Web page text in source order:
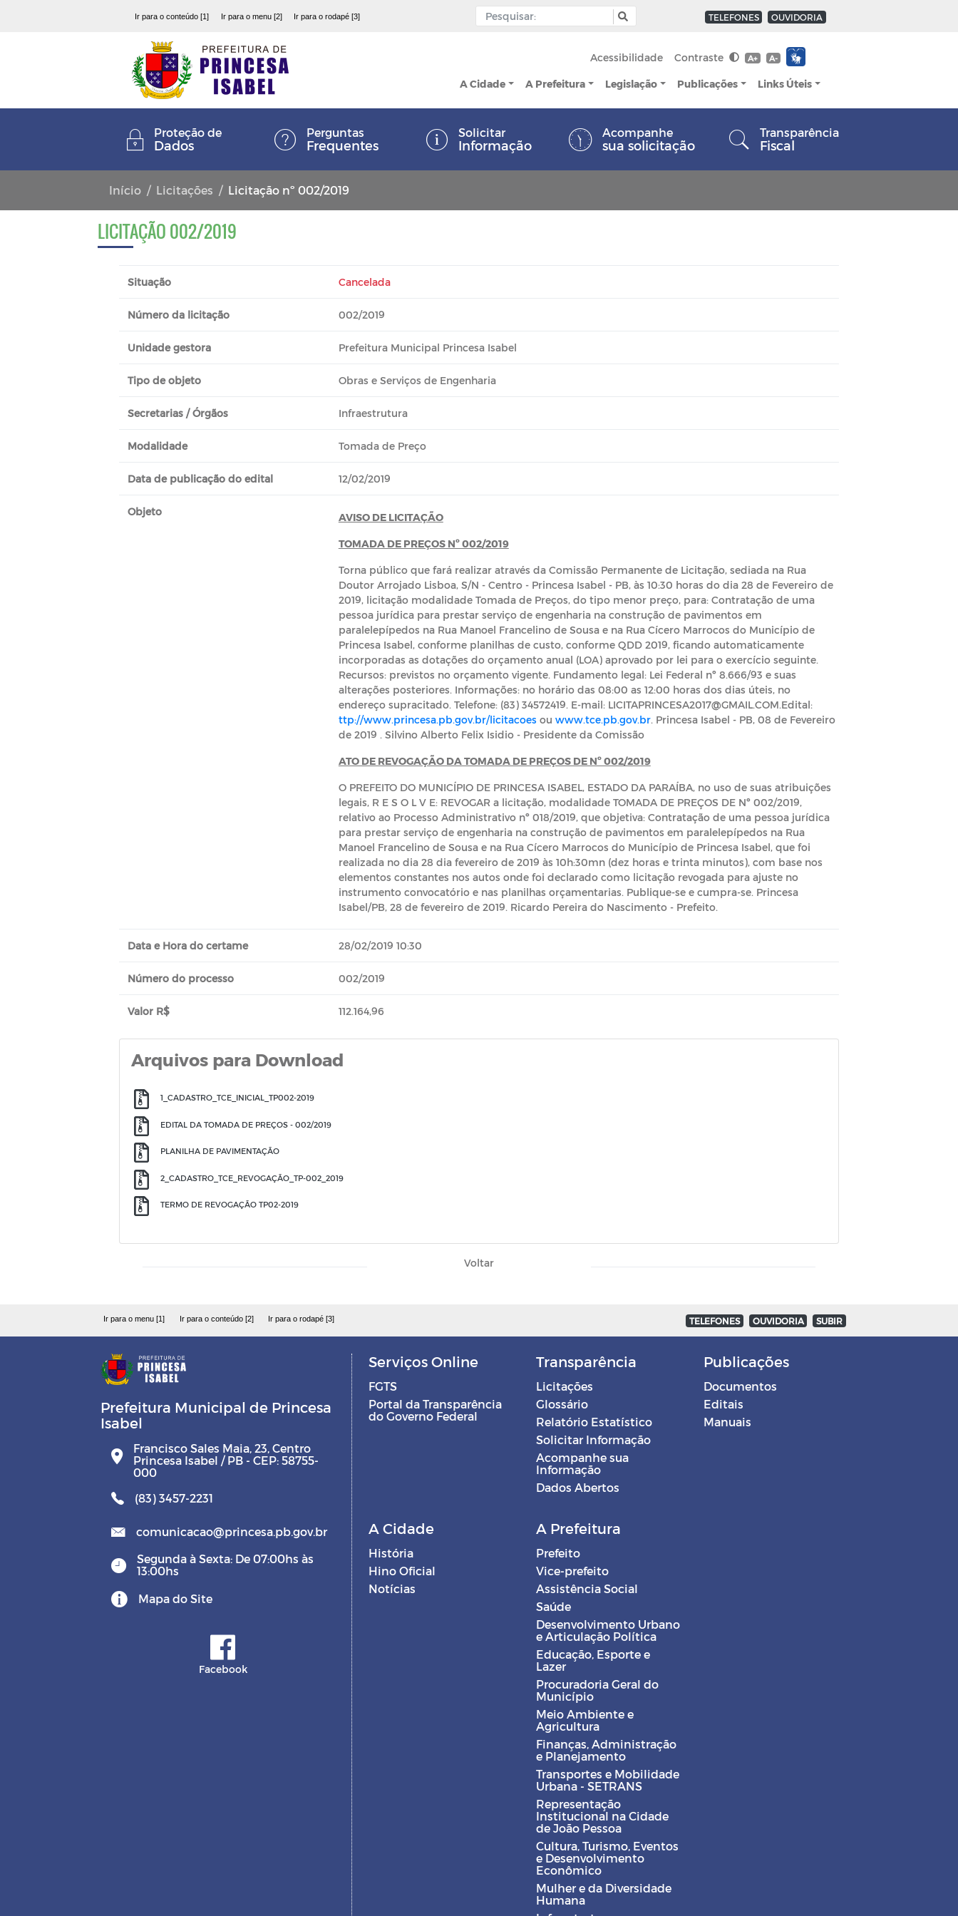
Ir para o conteúdo [1] Ir para o menu [2] Ir para o rodapé [3] TELEFONES OUVIDORIA
Acessibilidade Contraste A+ A-
A Cidade A Prefeitura Legislação Publicações Links Úteis
Proteção de
Dados
Perguntas
Frequentes
Solicitar
Informação
Acompanhe
sua solicitação
Transparência
Fiscal
Início Licitações Licitação nº 002/2019
LICITAÇÃO 002/2019
Situação Cancelada
Número da licitação 002/2019
Unidade gestora Prefeitura Municipal Princesa Isabel
Tipo de objeto Obras e Serviços de Engenharia
Secretarias / Órgãos Infraestrutura
Modalidade Tomada de Preço
Data de publicação do edital 12/02/2019
Objeto AVISO DE LICITAÇÃO
TOMADA DE PREÇOS Nº 002/2019
Torna público que fará realizar através da Comissão Permanente de Licitação, sediada na Rua
Doutor Arrojado Lisboa, S/N - Centro - Princesa Isabel - PB, às 10:30 horas do dia 28 de Fevereiro de
2019, licitação modalidade Tomada de Preços, do tipo menor preço, para: Contratação de uma
pessoa jurídica para prestar serviço de engenharia na construção de pavimentos em
paralelepípedos na Rua Manoel Francelino de Sousa e na Rua Cícero Marrocos do Município de
Princesa Isabel, conforme planilhas de custo, conforme QDD 2019, ficando automaticamente
incorporadas as dotações do orçamento anual (LOA) aprovado por lei para o exercício seguinte.
Recursos: previstos no orçamento vigente. Fundamento legal: Lei Federal nº 8.666/93 e suas
alterações posteriores. Informações: no horário das 08:00 as 12:00 horas dos dias úteis, no
endereço supracitado. Telefone: (83) 34572419. E-mail: LICITAPRINCESA2017@GMAIL.COM.Edital:
ttp://www.princesa.pb.gov.br/licitacoesou www.tce.pb.gov.br. Princesa Isabel - PB, 08 de Fevereiro
de 2019 . Silvino Alberto Felix Isidio - Presidente da Comissão
ATO DE REVOGAÇÃO DA TOMADA DE PREÇOS DE Nº 002/2019
O PREFEITO DO MUNICÍPIO DE PRINCESA ISABEL, ESTADO DA PARAÍBA, no uso de suas atribuições
legais, R E S O L V E: REVOGAR a licitação, modalidade TOMADA DE PREÇOS DE Nº 002/2019,
relativo ao Processo Administrativo nº 018/2019, que objetiva: Contratação de uma pessoa jurídica
para prestar serviço de engenharia na construção de pavimentos em paralelepípedos na Rua
Manoel Francelino de Sousa e na Rua Cícero Marrocos do Município de Princesa Isabel, que foi
realizada no dia 28 dia fevereiro de 2019 às 10h:30mn (dez horas e trinta minutos), com base nos
elementos constantes nos autos onde foi declarado como licitação revogada para ajuste no
instrumento convocatório e nas planilhas orçamentarias. Publique-se e cumpra-se. Princesa
Isabel/PB, 28 de fevereiro de 2019. Ricardo Pereira do Nascimento - Prefeito.
Data e Hora do certame 28/02/2019 10:30
Número do processo 002/2019
Valor R$ 112.164,96
Arquivos para Download
1_CADASTRO_TCE_INICIAL_TP002-2019
EDITAL DA TOMADA DE PREÇOS - 002/2019
PLANILHA DE PAVIMENTAÇÃO
2_CADASTRO_TCE_REVOGAÇÃO_TP-002_2019
TERMO DE REVOGAÇÃO TP02-2019
Voltar
Ir para o menu [1] Ir para o conteúdo [2] Ir para o rodapé [3] TELEFONES OUVIDORIA SUBIR
Prefeitura Municipal de Princesa
Isabel
Francisco Sales Maia, 23, Centro
Princesa Isabel / PB - CEP: 58755-
000
(83) 3457-2231
comunicacao@princesa.pb.gov.br
Segunda à Sexta: De 07:00hs às
13:00hs
Mapa do Site
Facebook
Serviços Online
FGTS
Portal da Transparência
do Governo Federal
Transparência
Licitações
Glossário
Relatório Estatístico
Solicitar Informação
Acompanhe sua
Informação
Dados Abertos
Publicações
Documentos
Editais
Manuais
A Cidade
História
Hino Oficial
Notícias
A Prefeitura
Prefeito
Vice-prefeito
Assistência Social
Saúde
Desenvolvimento Urbano
e Articulação Política
Educação, Esporte e
Lazer
Procuradoria Geral do
Município
Meio Ambiente e
Agricultura
Finanças, Administração
e Planejamento
Transportes e Mobilidade
Urbana - SETRANS
Representação
Institucional na Cidade
de João Pessoa
Cultura, Turismo, Eventos
e Desenvolvimento
Econômico
Mulher e da Diversidade
Humana